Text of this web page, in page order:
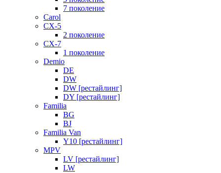
7 поколение
Carol
CX-5
2 поколение
CX-7
1 поколение
Demio
DE
DW
DW [рестайлинг]
DY [рестайлинг]
Familia
BG
BJ
Familia Van
Y10 [рестайлинг]
MPV
LV [рестайлинг]
LW